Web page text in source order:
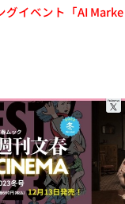
グイベント「AI Marke